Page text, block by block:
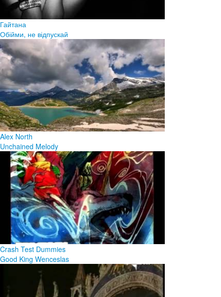
Гайтана
Обійми, не відпускай
Alex North
Unchained Melody
Crash Test Dummies
Good King Wenceslas